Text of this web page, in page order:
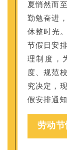
夏悄然而
勤勉奋进
休整时光
节假日安
理制度，
度、规范
究决定，
假安排通知
劳动